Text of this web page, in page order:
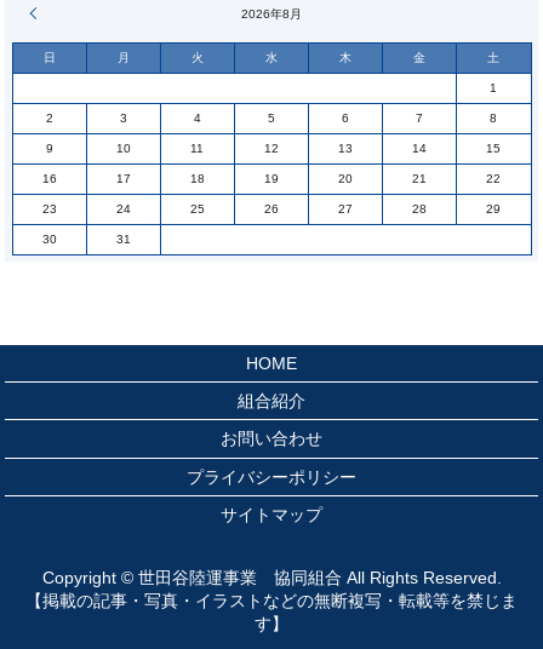
2026年8月
日 月 火 水 木 金 土
1
2 3 4 5 6 7 8
9 10 11 12 13 14 15
16 17 18 19 20 21 22
23 24 25 26 27 28 29
30 31
HOME
組合紹介
お問い合わせ
プライバシーポリシー
サイトマップ
Copyright © 世田谷陸運事業 協同組合 All Rights Reserved.
【掲載の記事・写真・イラストなどの無断複写・転載等を禁じま
す】